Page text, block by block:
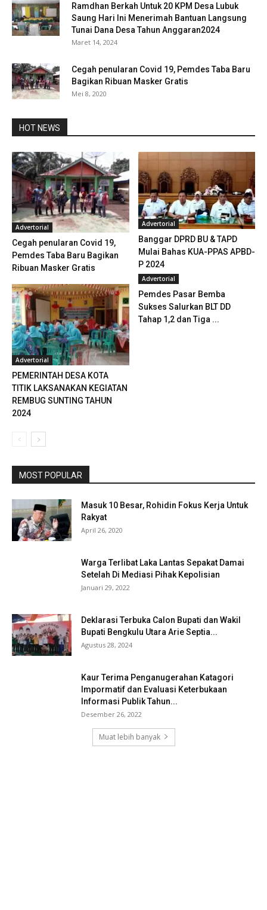
Ramdhan Berkah Untuk 20 KPM Desa Lubuk
Saung Hari Ini Menerimah Bantuan Langsung
Tunai Dana Desa Tahun Anggaran2024
Maret 14, 2024
Cegah penularan Covid 19, Pemdes Taba Baru
Bagikan Ribuan Masker Gratis
Mei 8, 2020
HOT NEWS
Advertorial
Cegah penularan Covid 19,
Pemdes Taba Baru Bagikan
Ribuan Masker Gratis
Advertorial
Banggar DPRD BU & TAPD
Mulai Bahas KUA-PPAS APBD-
P 2024
Advertorial
PEMERINTAH DESA KOTA
TITIK LAKSANAKAN KEGIATAN
REMBUG SUNTING TAHUN
2024
Advertorial
Pemdes Pasar Bemba
Sukses Salurkan BLT DD
Tahap 1,2 dan Tiga ...
MOST POPULAR
Masuk 10 Besar, Rohidin Fokus Kerja Untuk
Rakyat
April 26, 2020
Warga Terlibat Laka Lantas Sepakat Damai
Setelah Di Mediasi Pihak Kepolisian
Januari 29, 2022
Deklarasi Terbuka Calon Bupati dan Wakil
Bupati Bengkulu Utara Arie Septia...
Agustus 28, 2024
Kaur Terima Penganugerahan Katagori
Impormatif dan Evaluasi Keterbukaan
Informasi Publik Tahun...
Desember 26, 2022
Muat lebih banyak